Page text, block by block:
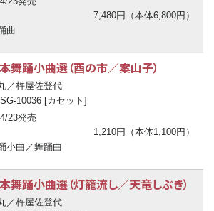
7,480円（本体6,800円）
曲
舞踊小曲選（酉の市／案山子）
／杵屋佐登代
10036 [カセット]
23発売
1,210円（本体1,100円）
小曲／舞踊曲
舞踊小曲選（灯籠流し／天竜しぶき）
／杵屋佐登代